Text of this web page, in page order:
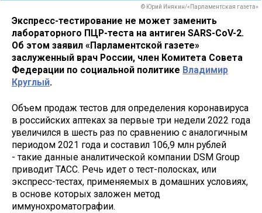
© Юрий Инякин/«Парламентская газета»
Экспресс-тестирование не может заменить
лабораторного ПЦР-теста на антиген SARS-CoV-2.
Об этом заявил «Парламентской газете»
заслуженный врач России, член Комитета Совета
Федерации по социальной политике Владимир
Круглый.
Объем продаж тестов для определения коронавируса
в российских аптеках за первые три недели 2022 года
увеличился в шесть раз по сравнению с аналогичным
периодом 2021 года и составил 106,9 млн рублей
- такие данные аналитической компании DSM Group
приводит ТАСС. Речь идет о тест-полосках, или
экспресс-тестах, применяемых в домашних условиях,
в основе которых заложен метод
иммунохроматографии.